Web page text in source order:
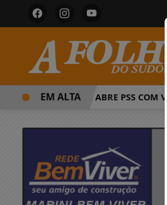
PREFEITURA ABRE PSS COM
EM ALTA